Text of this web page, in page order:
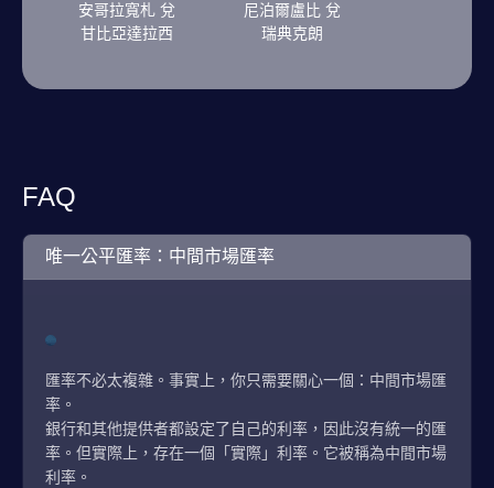
安哥拉寬札 兌
甘比亞達拉西
尼泊爾盧比 兌
瑞典克朗
FAQ
唯一公平匯率：中間市場匯率
匯率不必太複雜。事實上，你只需要關心一個：中間市場匯
率。
銀行和其他提供者都設定了自己的利率，因此沒有統一的匯
率。但實際上，存在一個「實際」利率。它被稱為中間市場
利率。